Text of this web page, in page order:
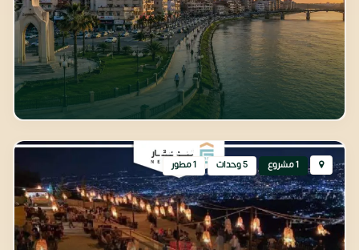
1 مشروع 5 وحدات 1 مطور
المقطم